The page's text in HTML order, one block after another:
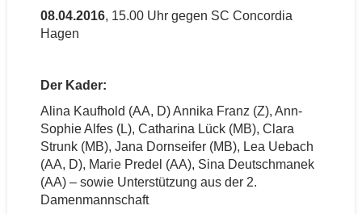
08.04.2016, 15.00 Uhr gegen SC Concordia
Hagen
Der Kader:
Alina Kaufhold (AA, D) Annika Franz (Z), Ann-
Sophie Alfes (L), Catharina Lück (MB), Clara
Strunk (MB), Jana Dornseifer (MB), Lea Uebach
(AA, D), Marie Predel (AA), Sina Deutschmanek
(AA) – sowie Unterstützung aus der 2.
Damenmannschaft